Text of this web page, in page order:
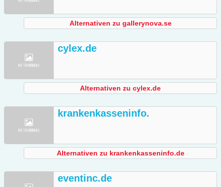
Alternativen zu gallerynova.se
cylex.de
Alternativen zu cylex.de
krankenkasseninfo.
Alternativen zu krankenkasseninfo.de
eventinc.de